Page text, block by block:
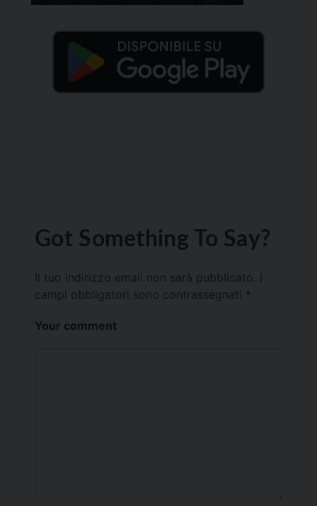
Got Something To Say?
Il tuo indirizzo email non sarà pubblicato.
campi obbligatori sono contrassegnati *
Your comment